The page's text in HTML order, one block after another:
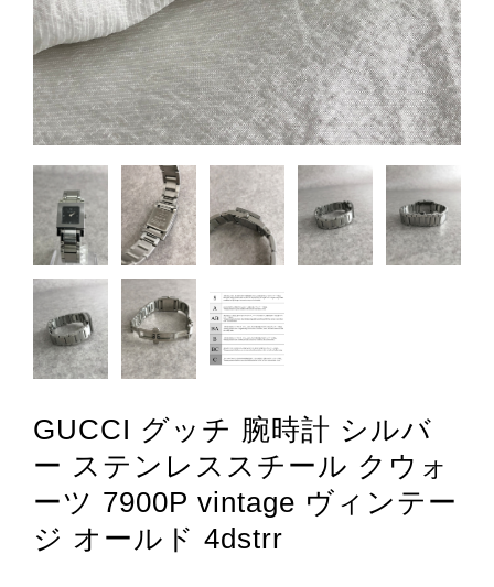
GUCCI グッチ 腕時計 シルバ
ー ステンレススチール クウォ
ーツ 7900P vintage ヴィンテー
ジ オールド 4dstrr